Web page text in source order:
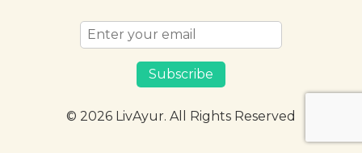
Subscribe
© 2026 LivAyur. All Rights Reserved